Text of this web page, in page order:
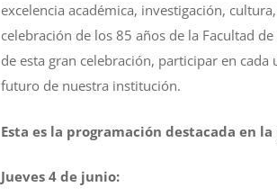
excelencia académica, investigación,
celebración de los 85 años de la Facultad
de esta gran celebración, participar en
futuro de nuestra institución.
Esta es la programación destacada en
Jueves 4 de junio: